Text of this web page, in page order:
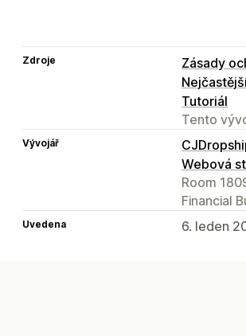
Zdroje
Zásady
Tutoriál
Tento
Vývojář
Webová
Room
Financial
Uvedena 6. leden